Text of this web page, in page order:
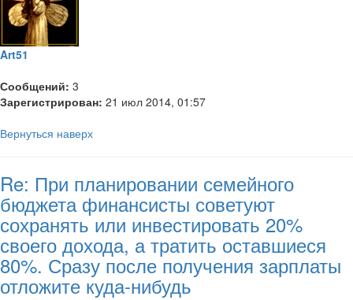
Art51
Сообщений: 3
Зарегистрирован: 21 июл 2014, 01:57
Вернуться наверх
Re: При планировании семейного
бюджета финансисты советуют
сохранять или инвестировать 20%
своего дохода, а тратить оставшиеся
80%. Сразу после получения зарплаты
отложите куда-нибудь